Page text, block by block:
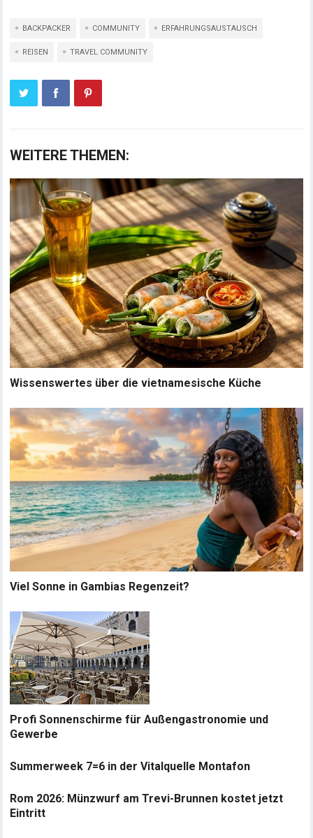
BACKPACKER COMMUNITY ERFAHRUNGSAUSTAUSCH
REISEN TRAVEL COMMUNITY
WEITERE THEMEN:
Wissenswertes über die vietnamesische Küche
Viel Sonne in Gambias Regenzeit?
Profi Sonnenschirme für Außengastronomie und
Gewerbe
Summerweek 7=6 in der Vitalquelle Montafon
Rom 2026: Münzwurf am Trevi-Brunnen kostet jetzt
Eintritt